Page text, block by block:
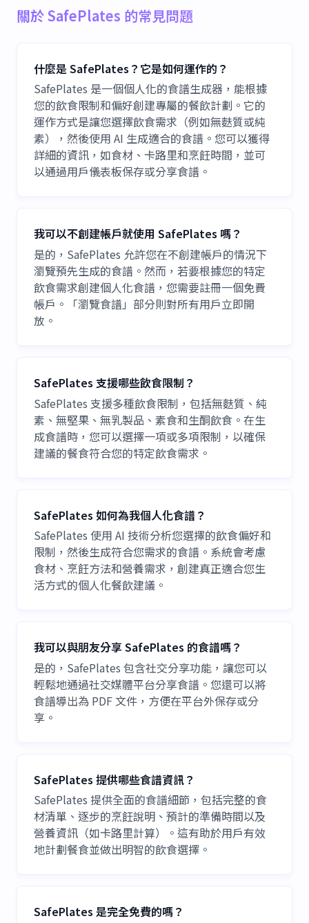
關於 SafePlates 的常見問題
什麼是 SafePlates？它是如何運作的？
SafePlates 是一個個人化的食譜生成器，能根據
您的飲食限制和偏好創建專屬的餐飲計劃。它的
運作方式是讓您選擇飲食需求（例如無麩質或純
素），然後使用 AI 生成適合的食譜。您可以獲得
詳細的資訊，如食材、卡路里和烹飪時間，並可
以通過用戶儀表板保存或分享食譜。
我可以不創建帳戶就使用 SafePlates 嗎？
是的，SafePlates 允許您在不創建帳戶的情況下
瀏覽預先生成的食譜。然而，若要根據您的特定
飲食需求創建個人化食譜，您需要註冊一個免費
帳戶。「瀏覽食譜」部分則對所有用戶立即開
放。
SafePlates 支援哪些飲食限制？
SafePlates 支援多種飲食限制，包括無麩質、純
素、無堅果、無乳製品、素食和生酮飲食。在生
成食譜時，您可以選擇一項或多項限制，以確保
建議的餐食符合您的特定飲食需求。
SafePlates 如何為我個人化食譜？
SafePlates 使用 AI 技術分析您選擇的飲食偏好和
限制，然後生成符合您需求的食譜。系統會考慮
食材、烹飪方法和營養需求，創建真正適合您生
活方式的個人化餐飲建議。
我可以與朋友分享 SafePlates 的食譜嗎？
是的，SafePlates 包含社交分享功能，讓您可以
輕鬆地通過社交媒體平台分享食譜。您還可以將
食譜導出為 PDF 文件，方便在平台外保存或分
享。
SafePlates 提供哪些食譜資訊？
SafePlates 提供全面的食譜細節，包括完整的食
材清單、逐步的烹飪說明、預計的準備時間以及
營養資訊（如卡路里計算）。這有助於用戶有效
地計劃餐食並做出明智的飲食選擇。
SafePlates 是完全免費的嗎？